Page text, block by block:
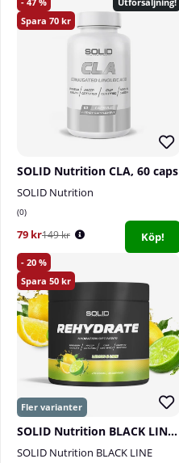
70
SOLID Nutrition CLA, 60 caps
SOLID Nutrition
0
79 kr149 kr Köp!
20
50
SOLID Nutrition BLACK LINE Rehydrate, 270 g
SOLID Nutrition BLACK LINE